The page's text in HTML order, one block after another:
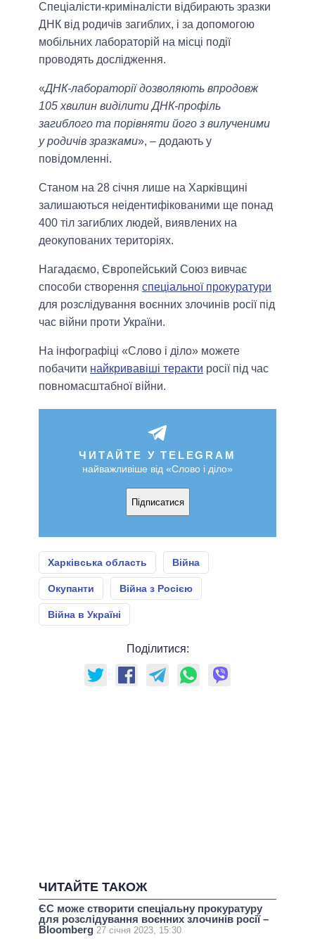
Спеціалісти-криміналісти відбирають зразки
ДНК від родичів загиблих, і за допомогою
мобільних лабораторій на місці події
проводять дослідження.
«ДНК-лабораторії дозволяють впродовж
105 хвилин виділити ДНК-профіль
загиблого та порівняти його з вилученими
у родичів зразками», – додають у
повідомленні.
Станом на 28 січня лише на Харківщині
залишаються неідентифікованими ще понад
400 тіл загиблих людей, виявлених на
деокупованих територіях.
Нагадаємо, Європейський Союз вивчає
способи створення спеціальної прокуратури
для розслідування воєнних злочинів росії під
час війни проти України.
На інфографіці «Слово і діло» можете
побачити найкривавіші теракти росії під час
повномасштабної війни.
ЧИТАЙТЕ У TELEGRAM
найважливіше від «Слово і діло»
Підписатися
Харківська область Війна
Окупанти Війна з Росією
Війна в Україні
Поділитися:
ЧИТАЙТЕ ТАКОЖ
ЄС може створити спеціальну прокуратуру
для розслідування воєнних злочинів росії –
Bloomberg 27 січня 2023, 15:30